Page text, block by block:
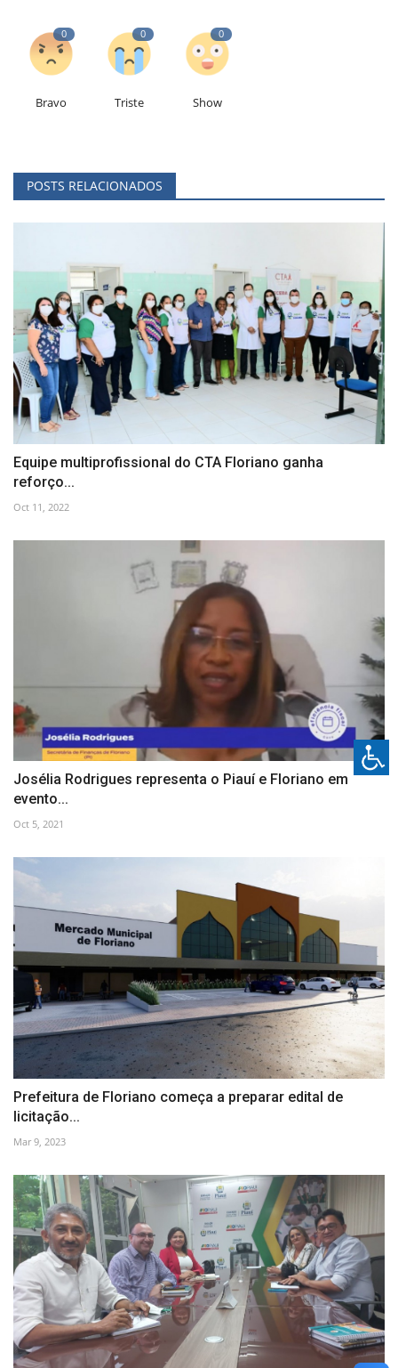
0
Bravo
0
Triste
0
Show
POSTS RELACIONADOS
Equipe multiprofissional do CTA Floriano ganha
reforço...
Oct 11, 2022
Josélia Rodrigues representa o Piauí e Floriano em
evento...
Oct 5, 2021
Prefeitura de Floriano começa a preparar edital de
licitação...
Mar 9, 2023